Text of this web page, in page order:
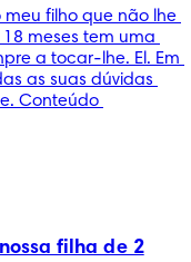
filho que não lhe
meses tem uma
a tocar-lhe. El. Em
as suas dúvidas
Conteúdo
filha de 2